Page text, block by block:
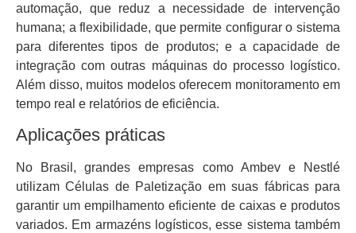
automação, que reduz a necessidade de intervenção
humana; a flexibilidade, que permite configurar o sistema
para diferentes tipos de produtos; e a capacidade de
integração com outras máquinas do processo logístico.
Além disso, muitos modelos oferecem monitoramento em
tempo real e relatórios de eficiência.
Aplicações práticas
No Brasil, grandes empresas como Ambev e Nestlé
utilizam Células de Paletização em suas fábricas para
garantir um empilhamento eficiente de caixas e produtos
variados. Em armazéns logísticos, esse sistema também